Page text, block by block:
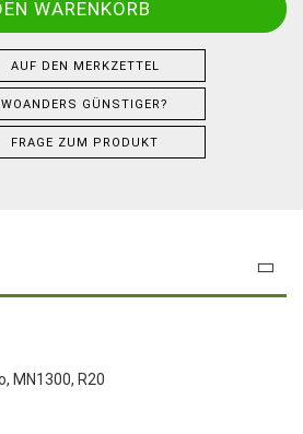
AUF DEN MERKZETTEL
WOANDERS GÜNSTIGER?
FRAGE ZUM PRODUKT
MN1300, R20